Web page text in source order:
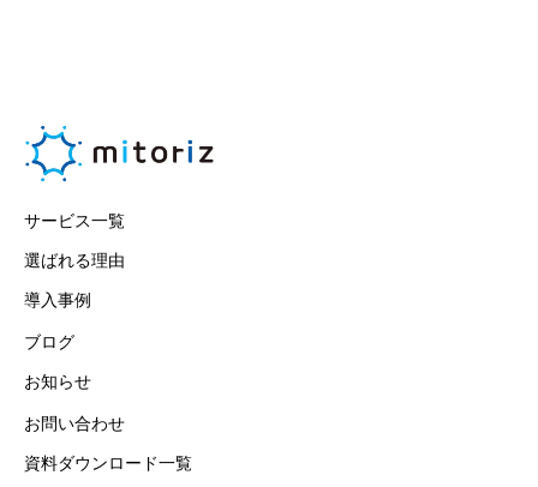
サービス一覧
選ばれる理由
導入事例
ブログ
お知らせ
お問い合わせ
資料ダウンロード一覧